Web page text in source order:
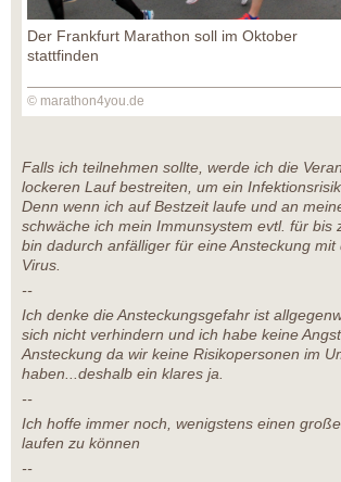
Der Frankfurt Marathon soll im Oktober
stattfinden
© marathon4you.de
Falls ich teilnehmen sollte, werde ich die
lockeren Lauf bestreiten, um ein
Denn wenn ich auf Bestzeit laufe und an
schwäche ich mein Immunsystem evtl. für bis
bin dadurch anfälliger für eine Ansteckung
Virus.
--
Ich denke die Ansteckungsgefahr ist
sich nicht verhindern und ich habe keine
Ansteckung da wir keine Risikopersonen im
haben...deshalb ein klares ja.
--
Ich hoffe immer noch, wenigstens einen
laufen zu können
--